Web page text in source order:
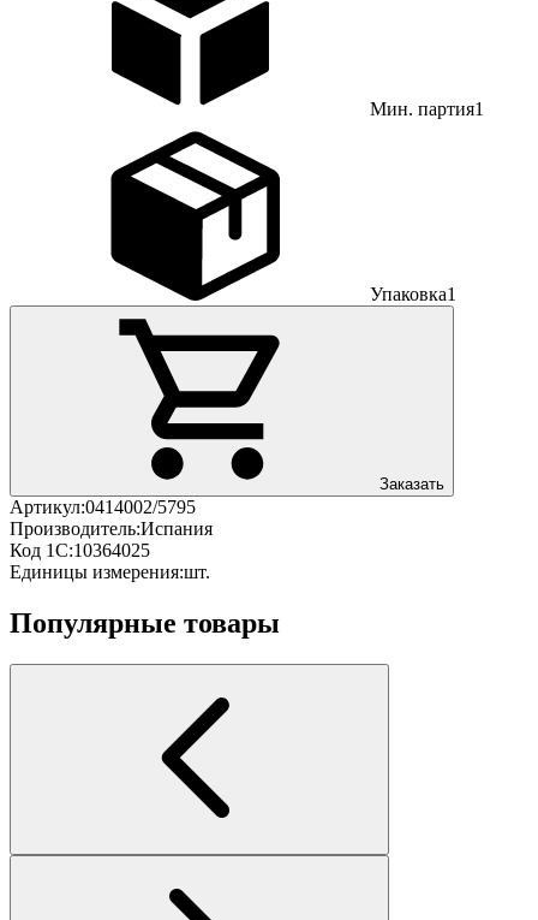
Мин. партия1
Упаковка1
Заказать
Артикул:0414002/5795
Производитель:Испания
Код 1С:10364025
Единицы измерения:шт.
Популярные товары